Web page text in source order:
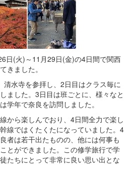
日(火)～11月29日(金)の4日間で関西
きました。
清水寺を参拝し、2日目はクラス毎に
ました。3日目は班ごとに、様々なと
学年で奈良を訪問しました。
から楽しんでおり、4日間全力で楽し
線ではくたくたになっていました。4
者は若干出たものの、他には何事も
とができました。この修学旅行で学
たちにとって非常に良い思い出とな